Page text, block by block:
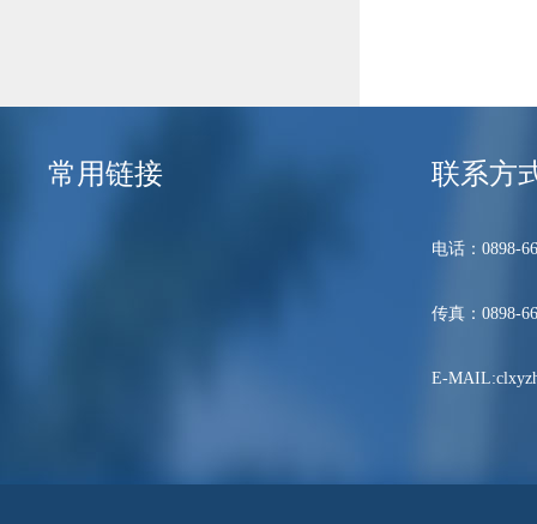
常用链接 联系方
电话：0898-
传真：0898-
E-